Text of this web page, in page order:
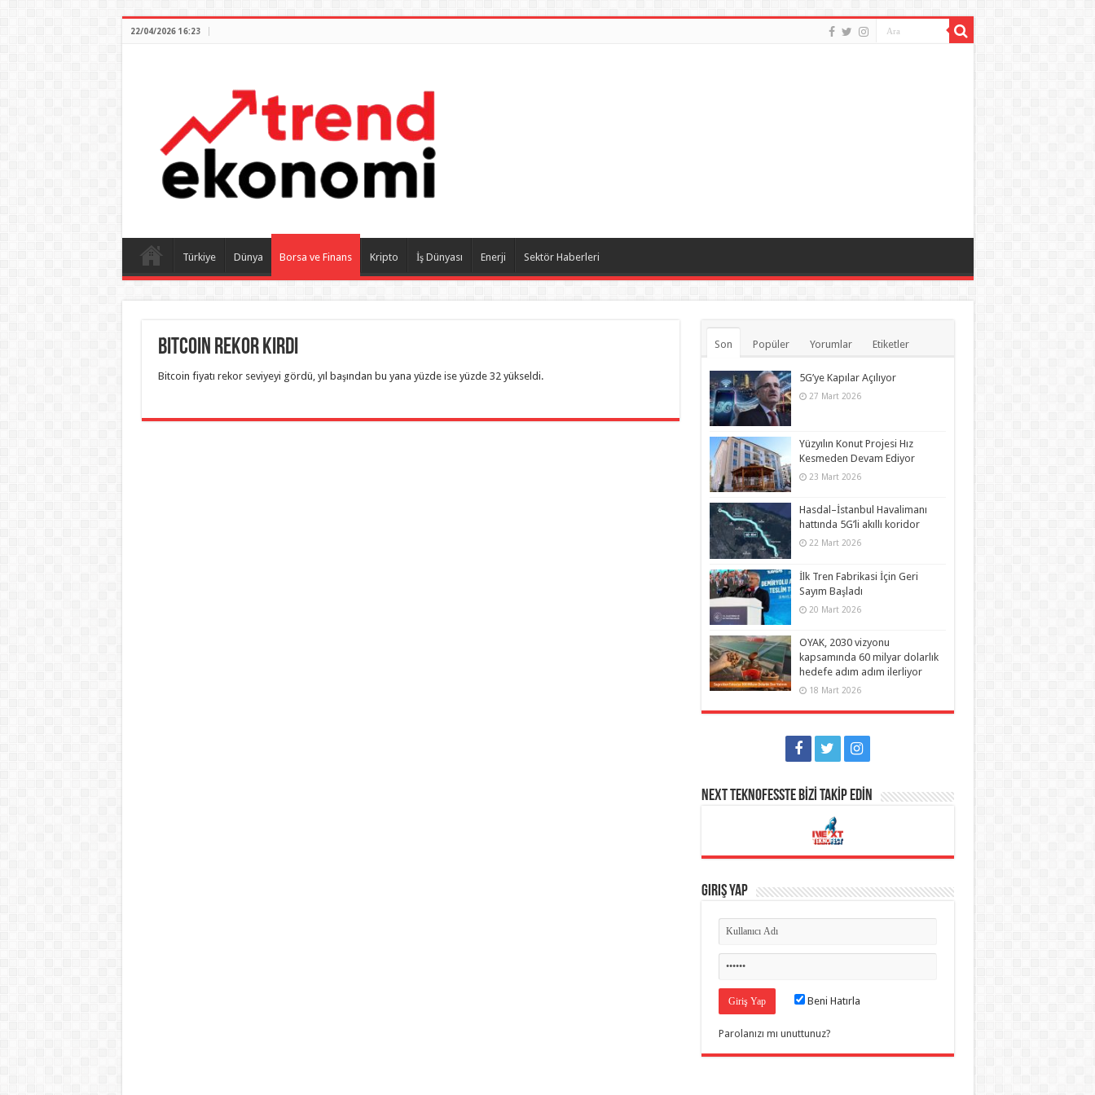
22/04/2026 16:23
Türkiye Dünya Borsa ve Finans Kripto İş Dünyası Enerji Sektör Haberleri
Bitcoin Rekor Kırdı
Bitcoin fiyatı rekor seviyeyi gördü, yıl başından bu yana yüzde ise yüzde 32 yükseldi.
Son Popüler Yorumlar Etiketler
5G’ye Kapılar Açılıyor
27 Mart 2026
Yüzyılın Konut Projesi Hız
Kesmeden Devam Ediyor
23 Mart 2026
Hasdal–İstanbul Havalimanı
hattında 5G’li akıllı koridor
22 Mart 2026
İlk Tren Fabrikasi İçin Geri
Sayım Başladı
20 Mart 2026
OYAK, 2030 vizyonu
kapsamında 60 milyar dolarlık
hedefe adım adım ilerliyor
18 Mart 2026
NEXT TEKNOFESSTE BİZİ TAKİP EDİN
Giriş Yap
Beni Hatırla
Parolanızı mı unuttunuz?